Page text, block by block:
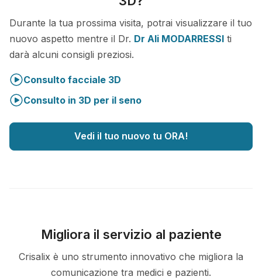
Durante la tua prossima visita, potrai visualizzare il tuo
nuovo aspetto mentre il Dr. Dr Ali MODARRESSI ti
darà alcuni consigli preziosi.
Consulto facciale 3D
Consulto in 3D per il seno
Vedi il tuo nuovo tu ORA!
Migliora il servizio al paziente
Crisalix è uno strumento innovativo che migliora la
comunicazione tra medici e pazienti.